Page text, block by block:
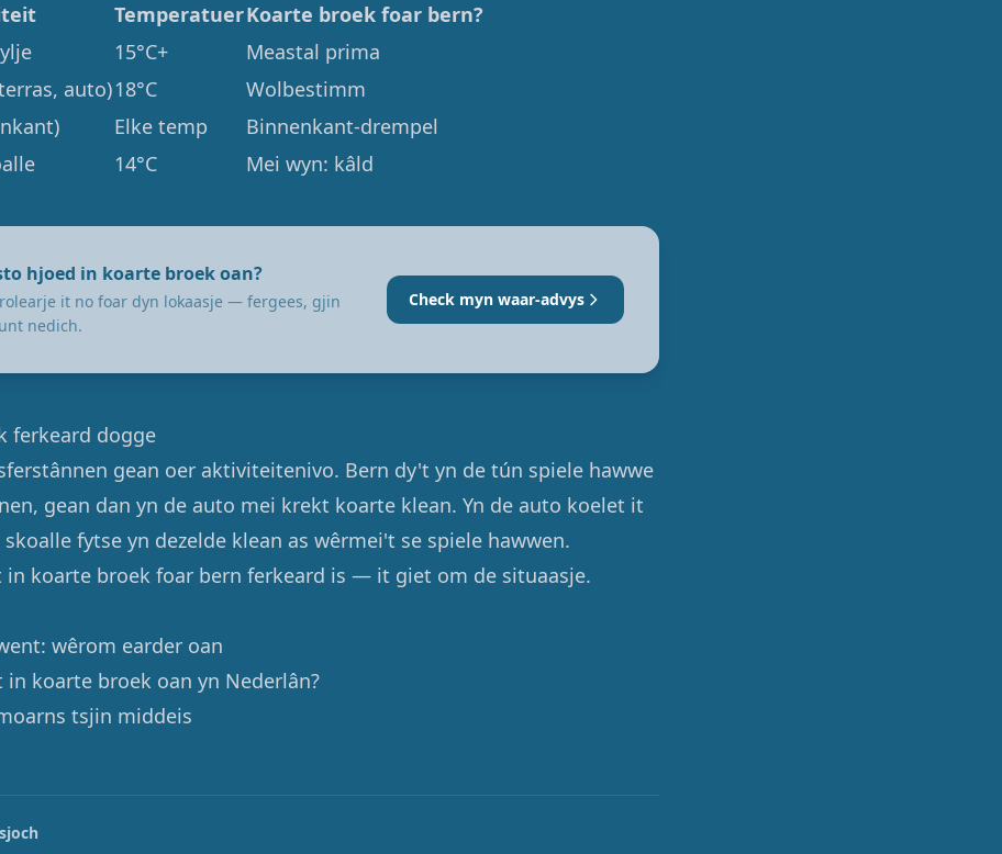
TemperatuerKoarte broek foar bern?
15°C+
Meastal prima
auto)18°C
Wolbestimm
Elke temp
Binnenkant-drempel
14°C Mei wyn: kâld
hjoed in koarte broek oan?
it no foar dyn lokaasje — fergees, gjin
nedich.
Check myn waar-advys
ferkeard dogge
gean oer aktiviteitenivo. Bern dy't yn de tún spiele hawwe
gean dan yn de auto mei krekt koarte klean. Yn de auto koelet it
fytse yn dezelde klean as wêrmei't se spiele hawwen.
in koarte broek foar bern ferkeard is — it giet om de situaasje.
wêrom earder oan
in koarte broek oan yn Nederlân?
tsjin middeis